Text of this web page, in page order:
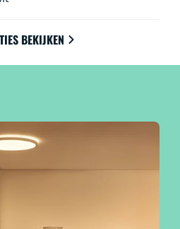
te bedienen met WiFi via de
BEKIJKEN